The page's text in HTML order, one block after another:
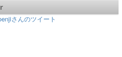
さんのツイート